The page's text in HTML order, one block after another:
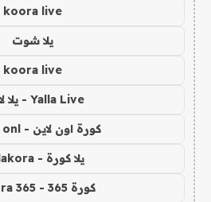
koora live
يلا شوت
koora live
Yalla Live - يلا لايف
كورة اون لاين - koora onl
يلا كورة - yallakora
كورة 365 - kooora 365